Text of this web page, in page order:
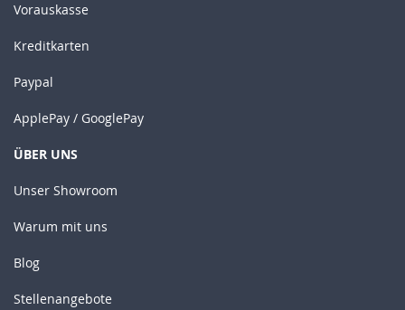
Vorauskasse
Kreditkarten
Paypal
ApplePay / GooglePay
ÜBER UNS
Unser Showroom
Warum mit uns
Blog
Stellenangebote